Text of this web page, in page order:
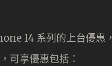
14 系列的上台優惠
可享優惠包括：